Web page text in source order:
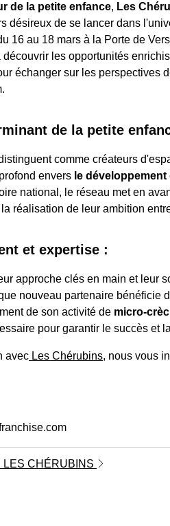
de la petite enfance, Les
désireux de se lancer dans
16 au 18 mars à la Porte de
les opportunités
échanger sur les perspectives
de la petite
comme créateurs
envers le
national, le réseau met en
réalisation de leur ambition
et expertise :
approche clés en main et leur
nouveau partenaire bénéficie
de son activité de micro-
pour garantir le succès et
avec Les Chérubins, nous vous
LES CHÉRUBINS